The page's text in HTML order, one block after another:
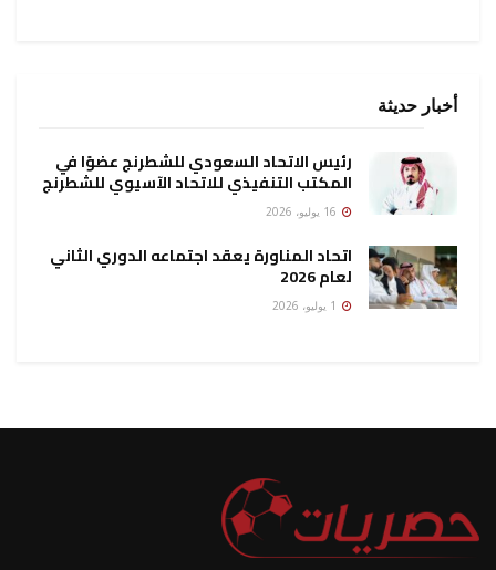
أخبار حديثة
رئيس الاتحاد السعودي للشطرنج عضوًا في
المكتب التنفيذي للاتحاد الآسيوي للشطرنج
اتحاد المناورة يعقد اجتماعه الدوري الثاني
لعام 2026